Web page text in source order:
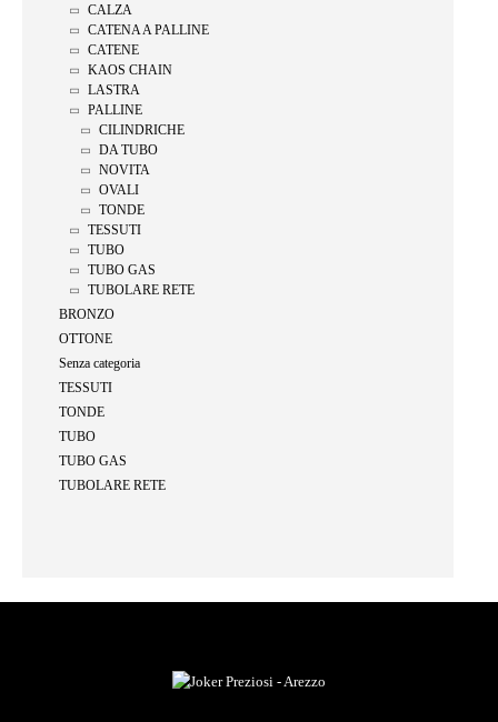
CALZA
CATENA A PALLINE
CATENE
KAOS CHAIN
LASTRA
PALLINE
CILINDRICHE
DA TUBO
NOVITA
OVALI
TONDE
TESSUTI
TUBO
TUBO GAS
TUBOLARE RETE
BRONZO
OTTONE
Senza categoria
TESSUTI
TONDE
TUBO
TUBO GAS
TUBOLARE RETE